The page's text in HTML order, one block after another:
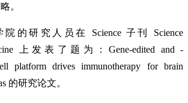
。
的研究人员在 Science 子刊 Science
上发表了题为：Gene-edited and -
platform drives immunotherapy for brain
的研究论文。